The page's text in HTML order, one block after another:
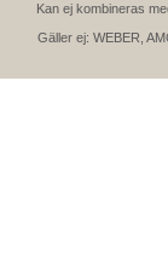
Kan ej kombineras
Gäller ej: WEBER,